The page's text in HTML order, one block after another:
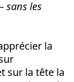
sans les
la
sur la tête la